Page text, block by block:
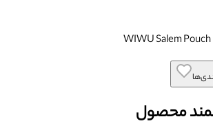
WIWU Salem
محصول